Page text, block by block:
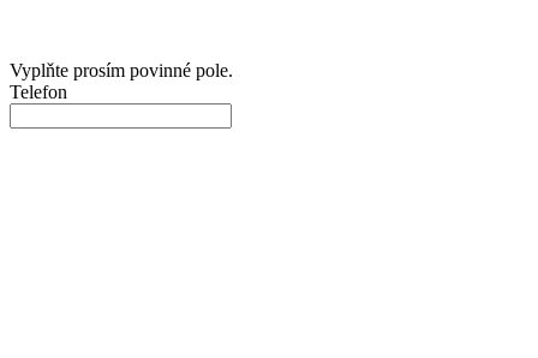
Vyplňte prosím povinné pole.
Telefon